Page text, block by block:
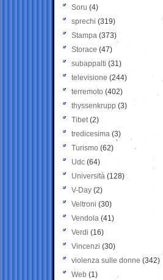
Soru (4)
sprechi (319)
Stampa (373)
Storace (47)
subappalti (31)
televisione(244)
terremoto (402)
thyssenkrupp (3)
Tibet(2)
tredicesima (3)
Turismo (62)
Udc (64)
Università (128)
V-Day (2)
Veltroni (30)
Vendola (41)
Verdi (16)
Vincenzi (30)
violenza sulle donne (342)
Web (1)